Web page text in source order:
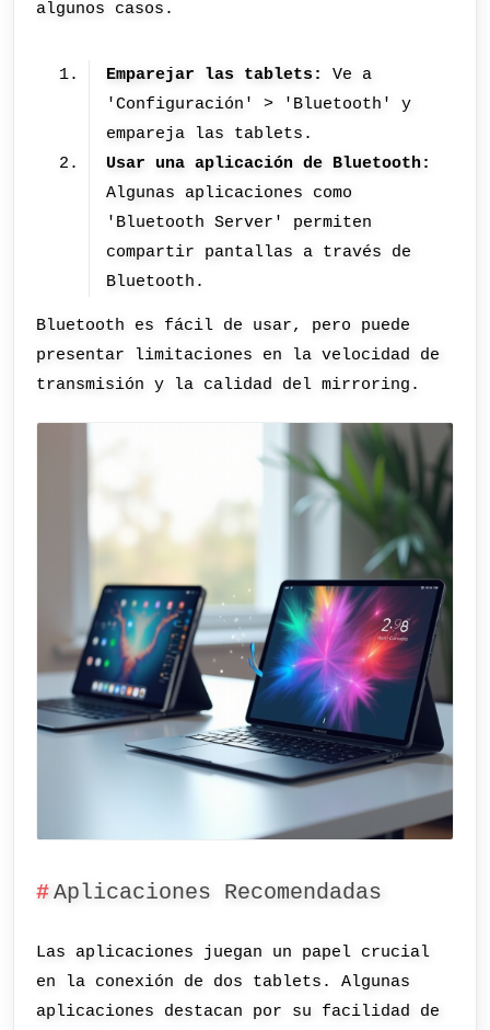
algunos casos.
Emparejar las tablets:
Ve a
'Configuración' > 'Bluetooth' y
empareja las tablets.
Usar una aplicación de Bluetooth:
Algunas aplicaciones como
'Bluetooth Server' permiten
compartir pantallas a través de
Bluetooth.
Bluetooth es fácil de usar, pero puede
presentar limitaciones en la velocidad de
transmisión y la calidad del mirroring.
Aplicaciones Recomendadas
Las aplicaciones juegan un papel crucial
en la conexión de dos tablets. Algunas
aplicaciones destacan por su facilidad de